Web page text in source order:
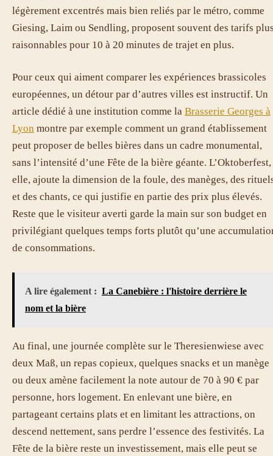
légèrement excentrés mais bien reliés par le métro, comme
Giesing, Laim ou Sendling, proposent souvent des tarifs
raisonnables pour 10 à 20 minutes de trajet en plus.
Pour ceux qui aiment comparer les expériences brassicoles
européennes, un détour par d’autres villes est instructif. Un
article dédié à une institution comme la Brasserie Georges à
Lyon montre par exemple comment un grand établissement
peut proposer de belles bières dans un cadre monumental,
sans l’intensité d’une Fête de la bière géante. L’Oktoberfest,
elle, ajoute la dimension de la foule, des manèges, des
et des chants, ce qui justifie en partie des prix plus élevés.
Reste que le visiteur averti garde la main sur son budget en
privilégiant quelques temps forts plutôt qu’une
de consommations.
A lire également : La Canebière : l'histoire derrière le
nom et la bière
Au final, une journée complète sur le Theresienwiese avec
deux Maß, un repas copieux, quelques snacks et un manège
ou deux amène facilement la note autour de 70 à 90 € par
personne, hors logement. En enlevant une bière, en
partageant certains plats et en limitant les attractions, on
descend nettement, sans perdre l’essence des festivités. La
Fête de la bière reste un investissement, mais elle peut se